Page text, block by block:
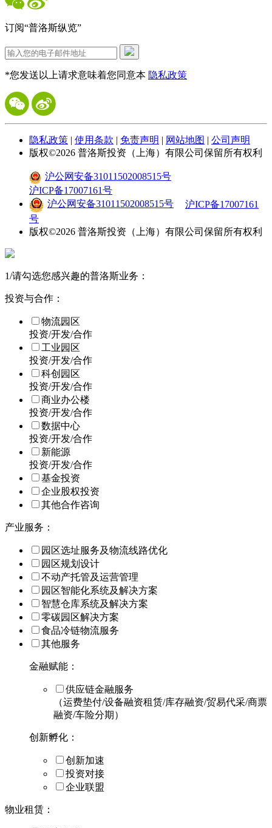
订阅“普洛斯纵览”
*您发送以上请求意味着您同意本 隐私政策
隐私政策 | 使用条款 | 免责声明 | 网站地图 | 公司声明
版权©2026 普洛斯投资（上海）有限公司保留所有权利
沪公网安备31011502008515号
沪ICP备17007161号
沪公网安备31011502008515号
沪ICP备17007161
号
版权©2026 普洛斯投资（上海）有限公司保留所有权利
1/请勾选您感兴趣的普洛斯业务：
投资与合作：
物流园区
投资/开发/合作
工业园区
投资/开发/合作
科创园区
投资/开发/合作
商业办公楼
投资/开发/合作
数据中心
投资/开发/合作
新能源
投资/开发/合作
基金投资
企业股权投资
其他合作咨询
产业服务：
园区选址服务及物流线路优化
园区规划设计
不动产托管及运营管理
园区智能化系统及解决方案
智慧仓库系统及解决方案
零碳园区解决方案
食品冷链物流服务
其他服务
金融赋能：
供应链金融服务
（运费垫付/设备融资租赁/库存融资/贸易代采/商票
融资/车险分期）
创新孵化：
创新加速
投资对接
企业联盟
物业租赁：